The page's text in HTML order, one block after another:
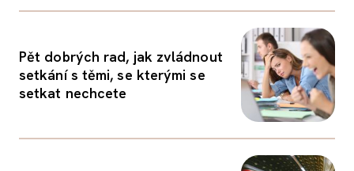
Pět dobrých rad, jak zvládnout
setkání s těmi, se kterými se
setkat nechcete